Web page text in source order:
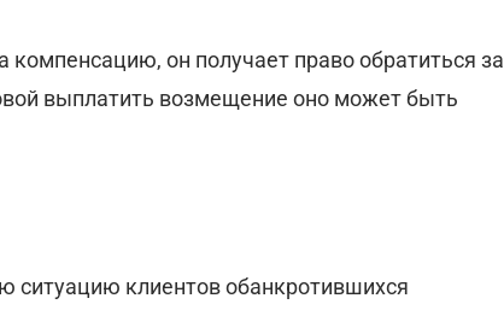
он получает право обратиться за
выплатить возмещение оно может быть
ситуацию клиентов обанкротившихся